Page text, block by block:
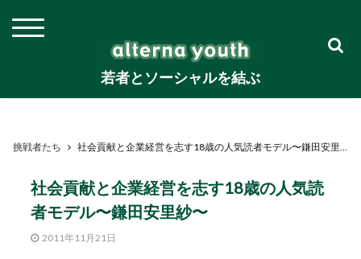
若者とソーシャルを結ぶ
挑戦者たち 社会貢献と企業経営を志す18歳の人気読者モデル〜鎌田安里紗〜
社会貢献と企業経営を志す18歳の人気読
者モデル〜鎌田安里紗〜
2011年11月21日